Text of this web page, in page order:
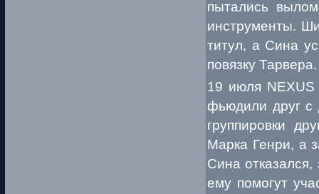
пытались
инструменты.
титул, а Сина
повязку Тарвера.
19 июля
фьюдили друг с
группировки
Марка Генри, а
Сина
ему помогут